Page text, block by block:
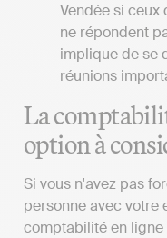
Vendée si ceux
ne répondent
implique de se
réunions
La
option à
Si vous n'avez pas
personne avec votre
comptabilité en ligne